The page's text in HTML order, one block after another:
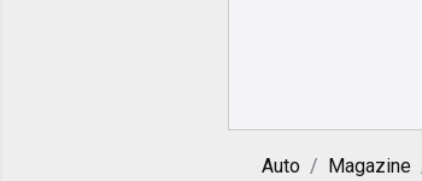
Auto Magazine